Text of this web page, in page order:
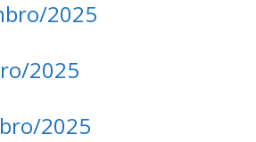
2025
2025
2025